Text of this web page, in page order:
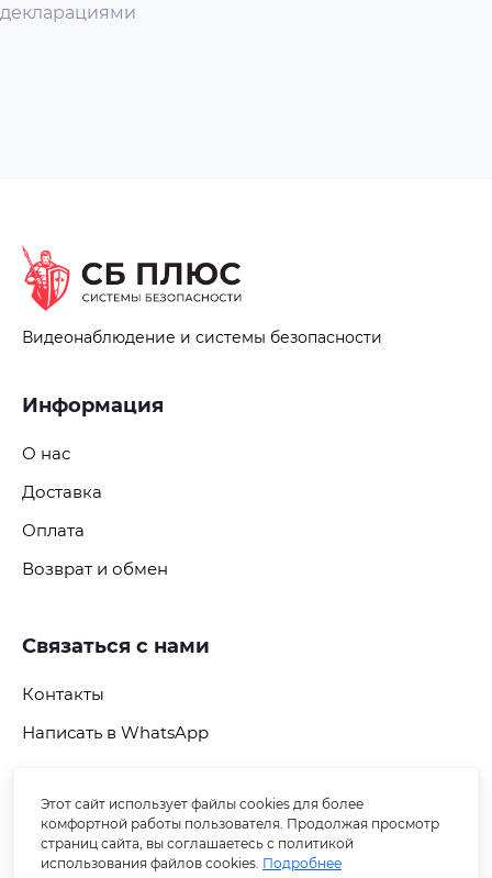
декларациями
Видеонаблюдение и системы безопасности
Информация
О нас
Доставка
Оплата
Возврат и обмен
Связаться с нами
Контакты
Написать в WhatsApp
Подпишитесь на рассылку
Этот сайт использует файлы cookies для более
комфортной работы пользователя. Продолжая просмотр
страниц сайта, вы соглашаетесь с политикой
использования файлов cookies. Подробнее